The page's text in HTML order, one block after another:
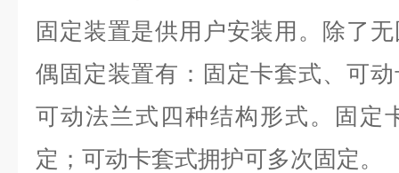
固定装置是供用户安装用。除了
偶固定装置有：固定卡套式、可
可动法兰式四种结构形式。固定
定；可动卡套式拥护可多次固定。